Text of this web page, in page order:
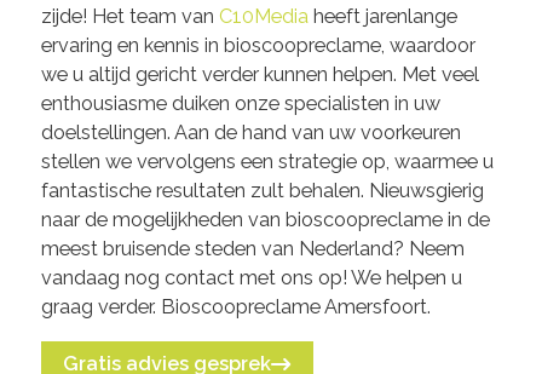
zijde! Het team van C10Mediaheeft jarenlange
ervaring en kennis in bioscoopreclame, waardoor
we u altijd gericht verder kunnen helpen. Met veel
enthousiasme duiken onze specialisten in uw
doelstellingen. Aan de hand van uw voorkeuren
stellen we vervolgens een strategie op, waarmee u
fantastische resultaten zult behalen. Nieuwsgierig
naar de mogelijkheden van bioscoopreclame in de
meest bruisende steden van Nederland? Neem
vandaag nog contact met ons op! We helpen u
graag verder. Bioscoopreclame Amersfoort.
Gratis advies gesprek